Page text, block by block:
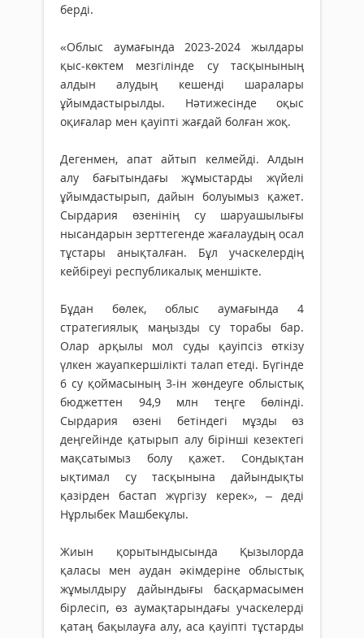
берді.
«Облыс аумағында 2023-2024 жылдары
қыс-көктем мезгілінде су тасқынының
алдын алудың кешенді шаралары
ұйымдастырылды. Нәтижесінде оқыс
оқиғалар мен қауіпті жағдай болған жоқ.
Дегенмен, апат айтып келмейді. Алдын
алу бағытындағы жұмыстарды жүйелі
ұйымдастырып, дайын болуымыз қажет.
Сырдария өзенінің су шаруашылығы
нысандарын зерттегенде жағалаудың осал
тұстары анықталған. Бұл учаскелердің
кейбіреуі республикалық меншікте.
Бұдан бөлек, облыс аумағында 4
стратегиялық маңызды су торабы бар.
Олар арқылы мол суды қауіпсіз өткізу
үлкен жауапкершілікті талап етеді. Бүгінде
6 су қоймасының 3-ін жөндеуге облыстық
бюджеттен 94,9 млн теңге бөлінді.
Сырдария өзені бетіндегі мұзды өз
деңгейінде қатырып алу бірінші кезектегі
мақсатымыз болу қажет. Сондықтан
ықтимал су тасқынына дайындықты
қазірден бастап жүргізу керек», – деді
Нұрлыбек Машбекұлы.
Жиын қорытындысында Қызылорда
қаласы мен аудан әкімдеріне облыстық
жұмылдыру дайындығы басқармасымен
бірлесіп, өз аумақтарындағы учаскелерді
қатаң бақылауға алу, аса қауіпті тұстарды